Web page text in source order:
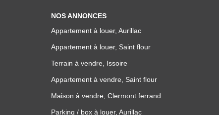
NOS ANNONCES
Appartement à louer, Aurillac
Appartement à louer, Saint flour
Terrain à vendre, Issoire
Appartement à vendre, Saint flour
Maison à vendre, Clermont ferrand
Parking / box à louer, Aurillac